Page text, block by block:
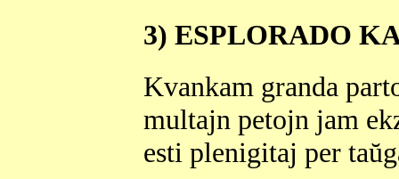
3) ESPLORADO
Kvankam granda
multajn petojn jam
esti plenigitaj per